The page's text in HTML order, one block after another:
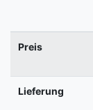
Preis
Lieferung